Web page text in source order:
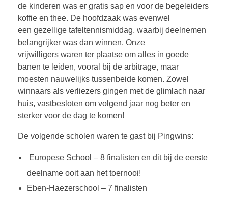
de kinderen was er gratis sap en voor de begeleiders
koffie en thee. De hoofdzaak was evenwel
een gezellige tafeltennismiddag, waarbij deelnemen
belangrijker was dan winnen. Onze
vrijwilligers waren ter plaatse om alles in goede
banen te leiden, vooral bij de arbitrage, maar
moesten nauwelijks tussenbeide komen. Zowel
winnaars als verliezers gingen met de glimlach naar
huis, vastbesloten om volgend jaar nog beter en
sterker voor de dag te komen!
De volgende scholen waren te gast bij Pingwins:
Europese School – 8 finalisten en dit bij de eerste
deelname ooit aan het toernooi!
Eben-Haezerschool – 7 finalisten